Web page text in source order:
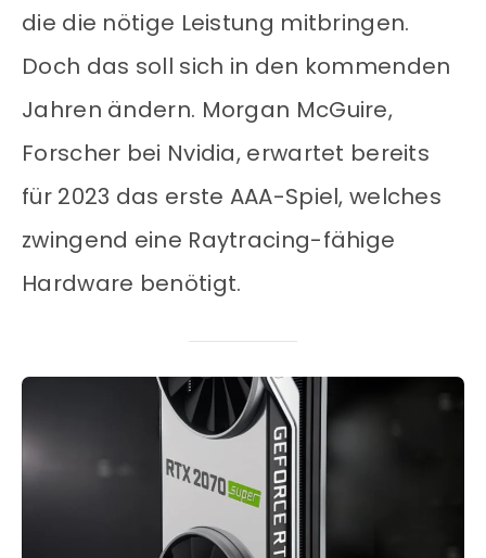
die die nötige Leistung mitbringen.
Doch das soll sich in den kommenden
Jahren ändern. Morgan McGuire,
Forscher bei Nvidia, erwartet bereits
für 2023 das erste AAA-Spiel, welches
zwingend eine Raytracing-fähige
Hardware benötigt.